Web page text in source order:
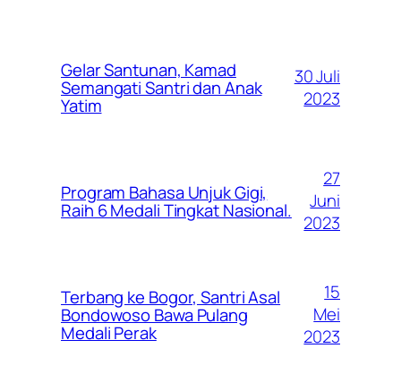
Gelar Santunan, Kamad
Semangati Santri dan Anak
Yatim
30 Juli
2023
Program Bahasa Unjuk Gigi,
Raih 6 Medali Tingkat Nasional.
27
Juni
2023
Terbang ke Bogor, Santri Asal
Bondowoso Bawa Pulang
Medali Perak
15
Mei
2023